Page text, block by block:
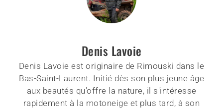
Denis Lavoie
Denis Lavoie est originaire de Rimouski dans le
Bas-Saint-Laurent. Initié dès son plus jeune âge
aux beautés qu'offre la nature, il s'intéresse
rapidement à la motoneige et plus tard, à son